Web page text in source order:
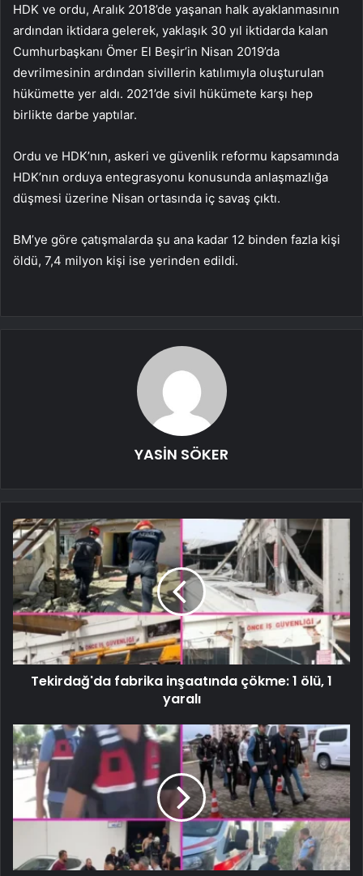
HDK ve ordu, Aralık 2018’de yaşanan halk ayaklanmasının
ardından iktidara gelerek, yaklaşık 30 yıl iktidarda kalan
Cumhurbaşkanı Ömer El Beşir’in Nisan 2019’da
devrilmesinin ardından sivillerin katılımıyla oluşturulan
hükümette yer aldı. 2021’de sivil hükümete karşı hep
birlikte darbe yaptılar.
Ordu ve HDK’nın, askeri ve güvenlik reformu kapsamında
HDK’nın orduya entegrasyonu konusunda anlaşmazlığa
düşmesi üzerine Nisan ortasında iç savaş çıktı.
BM’ye göre çatışmalarda şu ana kadar 12 binden fazla kişi
öldü, 7,4 milyon kişi ise yerinden edildi.
YASİN SÖKER
Tekirdağ'da fabrika inşaatında çökme: 1 ölü, 1
yaralı